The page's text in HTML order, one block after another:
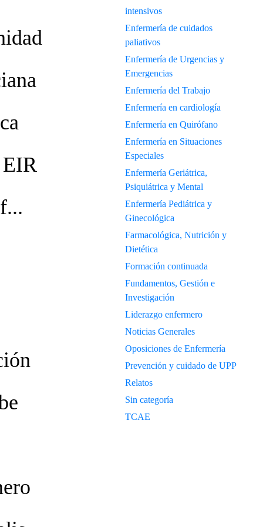
EIR
intensivos
Enfermería de cuidados
paliativos
Enfermería de Urgencias y
Emergencias
Enfermería del Trabajo
Enfermería en cardiología
Enfermería en Quirófano
Enfermería en Situaciones
Especiales
Enfermería Geriátrica,
Psiquiátrica y Mental
Enfermería Pediátrica y
Ginecológica
Farmacológica, Nutrición y
Dietética
Formación continuada
Fundamentos, Gestión e
Investigación
Liderazgo enfermero
Noticias Generales
Oposiciones de Enfermería
Prevención y cuidado de UPP
Relatos
Sin categoría
TCAE